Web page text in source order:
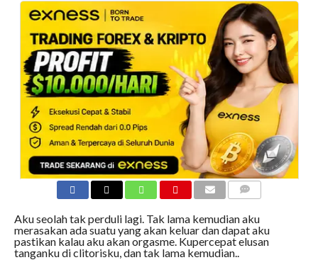
Aku seolah tak perduli lagi. Tak lama kemudian aku
merasakan ada suatu yang akan keluar dan dapat aku
pastikan kalau aku akan orgasme. Kupercepat elusan
tanganku di clitorisku, dan tak lama kemudian..